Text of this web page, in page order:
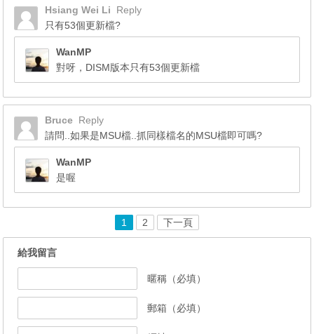
Hsiang Wei Li
Reply
只有53個更新檔?
WanMP
對呀，DISM版本只有53個更新檔
Bruce Reply
請問..如果是MSU檔..抓同樣檔名的MSU檔即可嗎?
WanMP
是喔
1 2 下一頁
給我留言
暱稱（必填）
郵箱（必填）